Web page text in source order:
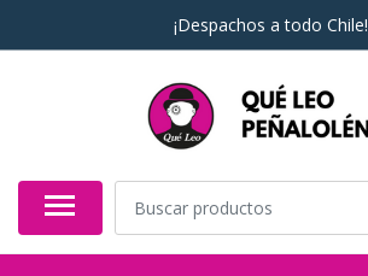
¡Despachos a todo Chile!